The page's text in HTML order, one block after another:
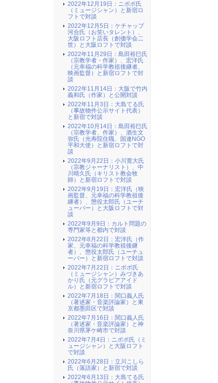
2022年12月19日：ニポポ氏
（ミュージシャン）と新宿ロ
フトで対談
2022年12月5日：ケチャップ
河合氏（お笑いタレント）、
大阪ロフト店長（創価学会二
世）と大阪ロフトで対談
2022年11月29日：島田裕巳氏
（宗教学者・作家）、宏洋氏
（元幸福の科学教祖後継者、
映画監督）と新宿ロフトで対
談
2022年11月14日：大阪で竹内
義和氏（作家）と公開対談
2022年11月3日：大島てる氏
（事故物件公示サイト代表）
と新宿で対談
2022年10月14日：島田裕巳氏
（宗教学者、作家）、酒生文
弥氏（光寿院住職、国連NGO
平和大使）と新宿ロフトで対
談
2022年9月22日：小川寛大氏
（宗教ジャーナリスト）、中
川晴久氏（キリスト教会牧
師）と新宿ロフトで対談
2022年9月19日：宏洋氏（映
画監督、元幸福の科学教祖後
継者）、懲役太郎氏（ユーチ
ューバー）と大阪ロフトで対
談
2022年9月9日：カルト問題の
専門家等と都内で対談
2022年8月22日：宏洋氏（作
家、元幸福の科学教祖後継
者）、懲役太郎氏（ユーチュ
ーバー）と新宿ロフトで対談
2022年7月22日：ニポポ氏
（ミュージシャン）みづきあ
かり氏（元グラビアアイド
ル）と新宿ロフトで対談
2022年7月18日：関口義人氏
（著述家・音楽評論家）と東
京都墨田区で対談
2022年7月16日：関口義人氏
（著述家・音楽評論家）と神
奈川県茅ケ崎市で対談
2022年7月4日：ニポポ氏（ミ
ュージシャン）と大阪ロフト
で対談
2022年6月28日：立川こしら
氏（落語家）と新宿で対談
2022年6月13日：大島てる氏